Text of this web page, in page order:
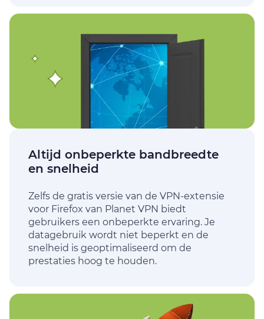
Altijd onbeperkte bandbreedte
en snelheid
Zelfs de gratis versie van de VPN-extensie
voor Firefox van Planet VPN biedt
gebruikers een onbeperkte ervaring. Je
datagebruik wordt niet beperkt en de
snelheid is geoptimaliseerd om de
prestaties hoog te houden.